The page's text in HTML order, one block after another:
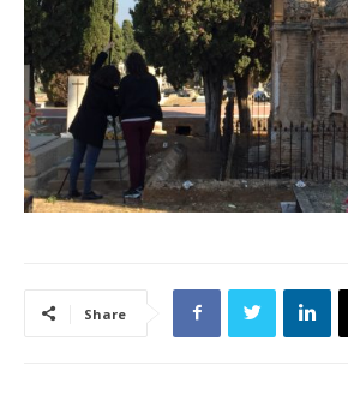
Share